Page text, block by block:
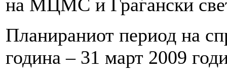
на МЦМС и Граѓански
Планираниот период на
година – 31 март 2009